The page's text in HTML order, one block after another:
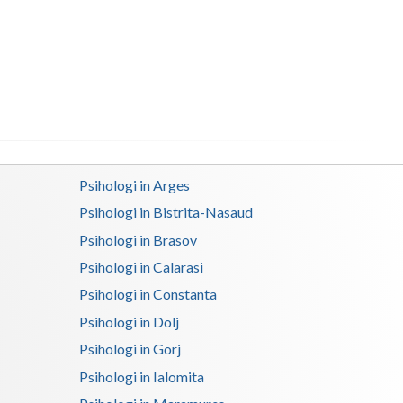
Covasna
Dolj
Galati
Giurgiu
Gorj
Psihologi in Arges
Psihologi in Bistrita-Nasaud
Psihologi in Brasov
Psihologi in Calarasi
Psihologi in Constanta
Psihologi in Dolj
Psihologi in Gorj
Psihologi in Ialomita